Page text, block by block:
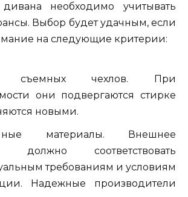
необходимо учитывать
Выбор будет удачным, если
на следующие критерии:
съемных чехлов. При
они подвергаются стирке
новыми.
материалы. Внешнее
должно соответствовать
требованиям и условиям
Надежные производители